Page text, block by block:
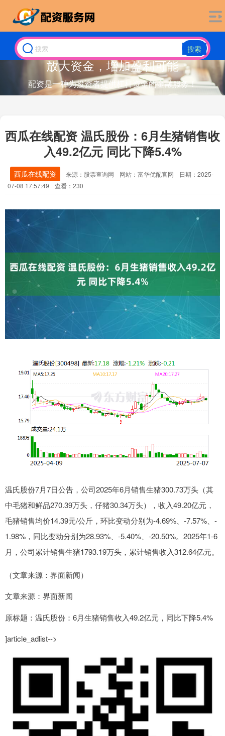
搜索
放大资金，增加盈利可能
配资是一种为投资者提供杠杆资金的金融服务！
西瓜在线配资 温氏股份：6月生猪销售收
入49.2亿元 同比下降5.4%
西瓜在线配资 来源：股票查询网 网站：富华优配官网
日期：2025-
07-08 17:57:49
查看：230
温氏股份7月7日公告，公司2025年6月销售生猪300.73万头（其
中毛猪和鲜品270.39万头，仔猪30.34万头），收入49.20亿元，
毛猪销售均价14.39元/公斤，环比变动分别为-4.69%、-7.57%、-
1.98%，同比变动分别为28.93%、-5.40%、-20.50%。2025年1-6
月，公司累计销售生猪1793.19万头，累计销售收入312.64亿元。
（文章来源：界面新闻）
文章来源：界面新闻
原标题：温氏股份：6月生猪销售收入49.2亿元，同比下降5.4%
]article_adlist-->